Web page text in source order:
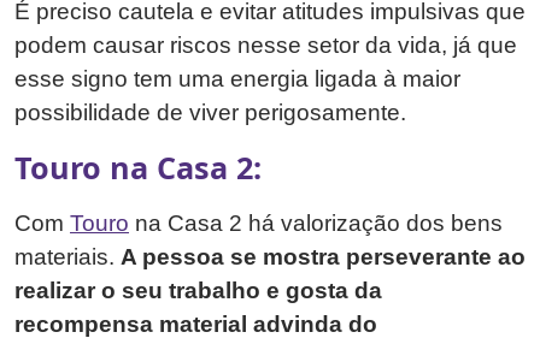
É preciso cautela e evitar atitudes impulsivas que
podem causar riscos nesse setor da vida, já que
esse signo tem uma energia ligada à maior
possibilidade de viver perigosamente.
Touro na Casa 2:
Com Touro na Casa 2 há valorização dos bens
materiais. A pessoa se mostra perseverante ao
realizar o seu trabalho e gosta da
recompensa material advinda do